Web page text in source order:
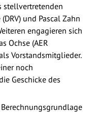
stellvertretenden
und Pascal Zahn
engagieren sich
Ochse (AER
Vorstandsmitglieder.
noch
Geschicke des